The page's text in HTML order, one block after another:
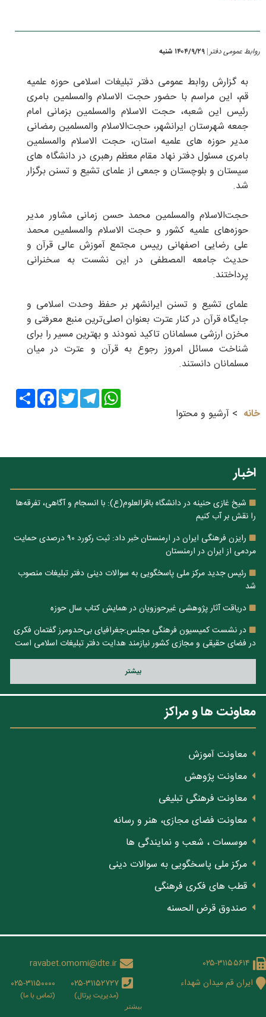
روابط عمومی دفتر ۱۴۰۴/۹/۲۹ شنبه
به گزارش روابط عمومی دفتر تبلیغات اسلامی حوزه علمیه
قم، این مراسم با حضور حجت الاسلام والمسلمین بامری
رئیس این شعبه، حجت الاسلام والمسلمین بزمانی امام
جمعه شهرستان ایرانشهر، حجت‌الاسلام والمسلمین رمضانی
مدیر حوزه های علمیه استان، حجت الاسلام والمسلمین
بامری مسئول دفتر نهاد مقام معظم رهبری در دانشگاه های
سیستان و بلوچستان و جمعی از علمای تشیع و تسنن برگزار
شد.
حجت‌الاسلام والمسلمین محمد حسن زمانی مشاور مدیر
حوزه‌های علمیه کشور و حجت الاسلام والمسلمین محمد
علی رضایی اصفهانی رییس مجتمع آموزش عالی قرآن و
حدیث جامعه المصطفی در این نشست به سخنرانی
پرداختند.
علمای تشیع و تسنن ایرانشهر بر حفظ وحدت اسلامی و
جایگاه قرآن در کنار عترت بعنوان اصلی‌ترین منبع معرفتی و
مخزن ارزشی مسلمانان تاکید نمودند و بهترین مسیر را برای
شناخت مسائل امروز رجوع به قرآن و عترت در میان
مسلمانان دانستند.
Share
FacebookTwitter
Telegram
WhatsApp
خانه
آرشیو و محتوا
اخبار
شیخ غازی حنینه در دانشگاه باقرالعلوم(ع): با انسجام و آگاهی، تفرقه‌ها
را نقش بر آب کنیم
رایزن فرهنگی ایران در ارمنستان خبر داد: ثبت رکورد ۹۰ درصدی حمایت
مردمی از ایران در ارمنستان
رئیس جدید مرکز ملی پاسخگویی به سوالات دینی دفتر تبلیغات منصوب
شد
دریاقت آثار پژوهشی غیرحوزویان در همایش کتاب سال حوزه
در نشست کمیسیون فرهنگی مجلس:جغرافیای بی‌حدومرز گفتمان فکری
در فضای حقیقی و مجازی کشور نیازمند هدایت دفتر تبلیغات اسلامی است
بيشتر
معاونت ها و مراکز
معاونت آموزش
معاونت پژوهش
معاونت فرهنگی تبلیغی
معاونت فضای مجازی، هنر و رسانه
موسسات ، شعب و نمایندگی ها
مرکز ملی پاسخگویی به سوالات دینی
قطب های فکری فرهنگی
صندوق قرض الحسنه
ravabet.omomi@dte.ir
۰۲۵-۳۱۱۵۲۷۲۷
(مدیریت پرتال)
۰۲۵-۳۱۱۵۰۰۰۰
(تماس با ما)
۰۲۵-۳۱۱۵۵۶۱۴
ایران قم میدان شهداء
بيشتر